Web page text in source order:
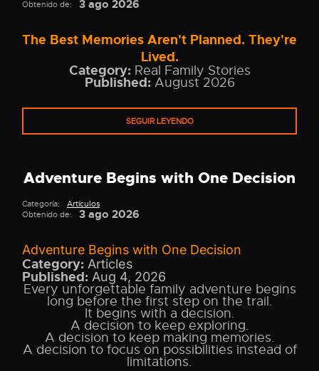
Obtenido de:
3 ago 2026
The Best Memories Aren't Planned. They're
Lived.
Category:Real Family Stories
Published:August 2026
SEGUIR LEYENDO
Adventure Begins with One Decision
Categoría:
Artículos
Obtenido de:
3 ago 2026
Adventure Begins with One Decision
Category: Articles
Published: Aug 4, 2026
Every unforgettable family adventure begins
long before the first step on the trail.
It begins with a decision.
A decision to keep exploring.
A decision to keep making memories.
A decision to focus on possibilities instead of
limitations.